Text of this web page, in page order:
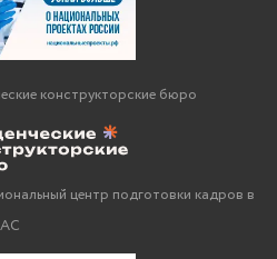
конструкторские бюро
центр подготовки кадров в